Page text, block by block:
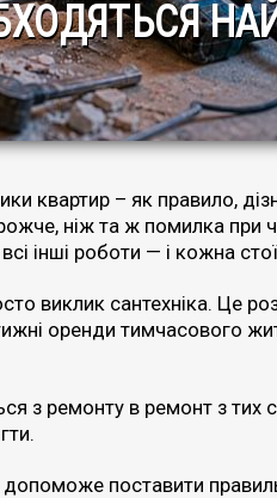
квартир – як правило,
ніж та ж помилка при
інші роботи — і кожна
виклик сантехніка. Це
оренди тимчасового
з ремонту в ремонт з тих
поставити